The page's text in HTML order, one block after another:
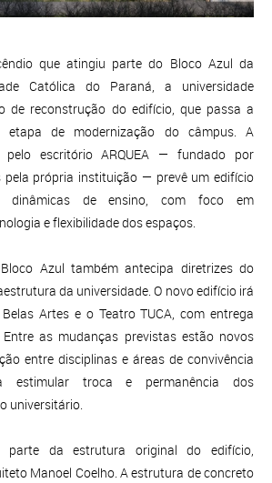
que atingiu parte do Bloco Azul da
Católica do Paraná, a universidade
de reconstrução do edifício, que passa a
etapa de modernização do câmpus. A
pelo escritório ARQUEA — fundado por
própria instituição — prevê um edifício
dinâmicas de ensino, com foco em
e flexibilidade dos espaços.
Azul também antecipa diretrizes do
da universidade. O novo edifício irá
Artes e o Teatro TUCA, com entrega
as mudanças previstas estão novos
entre disciplinas e áreas de convivência
estimular troca e permanência dos
universitário.
parte da estrutura original do edifício,
Manoel Coelho. A estrutura de concreto